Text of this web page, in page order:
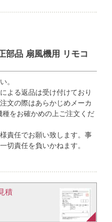
部品 扇風機用 リモコ
。
よる返品は受け付けており
文の際はあらかじめメーカ
をお確かめの上ご注文くだ
責任でお願い致します。事
切責任を負いかねます。
積​